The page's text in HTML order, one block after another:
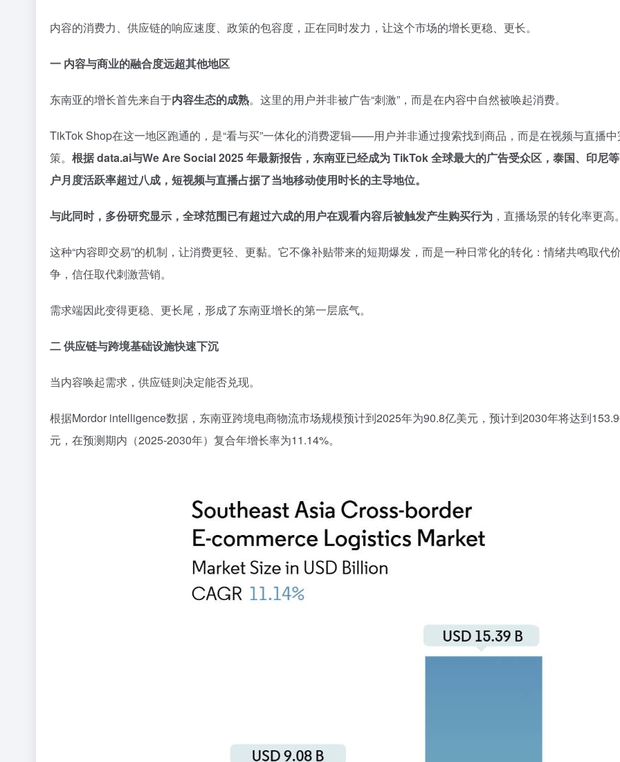
内容的消费力、供应链的响应速度、政策的包容度，正在同时发力，让这个市场的增长更稳、更长。
一 内容与商业的融合度远超其他地区
东南亚的增长首先来自于内容生态的成熟。这里的用户并非被广告“刺激”，而是在内容中自然被唤起消费。
TikTok Shop在这一地区跑通的，是“看与买”一体化的消费逻辑——用户并非通过搜索找到商品，而是在视频与直播
策。 根据 data.ai与We Are Social 2025 年最新报告，东南亚已经成为 TikTok 全球最大的广告受众区，泰国、印尼
户月度活跃率超过八成，短视频与直播占据了当地移动使用时长的主导地位。
与此同时，多份研究显示，全球范围已有超过六成的用户在观看内容后被触发产生购买行为 ，直播场景的转化率更高
这种“内容即交易”的机制，让消费更轻、更黏。它不像补贴带来的短期爆发，而是一种日常化的转化：情绪共鸣取代
争，信任取代刺激营销。
需求端因此变得更稳、更长尾，形成了东南亚增长的第一层底气。
二 供应链与跨境基础设施快速下沉
当内容唤起需求，供应链则决定能否兑现。
根据Mordor intelligence数据，东南亚跨境电商物流市场规模预计到2025年为90.8亿美元，预计到2030年将达到
元，在预测期内（2025-2030年）复合年增长率为11.14%。